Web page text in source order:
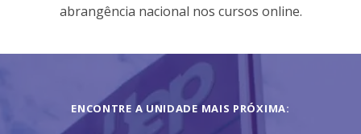
abrangência nacional nos cursos online.
ENCONTRE A UNIDADE MAIS PRÓXIMA: